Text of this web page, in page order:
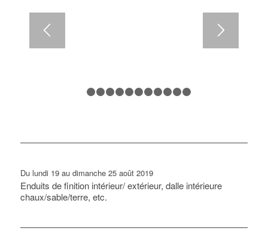
1 2 3 4 5 6
Du lundi 19 au dimanche 25 août 2019
Enduits de finition intérieur/ extérieur, dalle intérieure
chaux/sable/terre, etc.